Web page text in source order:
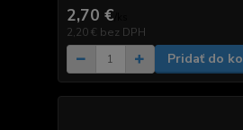
2,70 €
2,20 € bez DPH
Pridať do